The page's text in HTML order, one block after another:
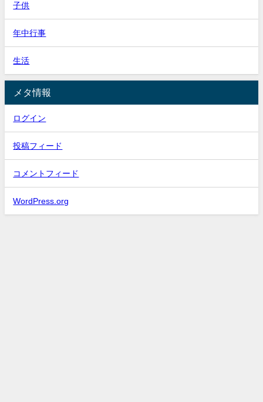
子供
年中行事
生活
メタ情報
ログイン
投稿フィード
コメントフィード
WordPress.org